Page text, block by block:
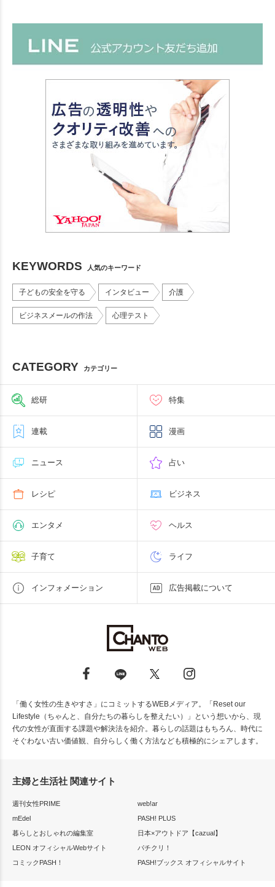
KEYWORDS 人気のキーワード
子どもの安全を守る インタビュー 介護
ビジネスメールの作法 心理テスト
CATEGORY カテゴリー
総研 特集
連載 漫画
ニュース 占い
レシピ ビジネス
エンタメ ヘルス
子育て ライフ
インフォメーション 広告掲載について
「働く女性の生きやすさ」にコミットするWEBメディア。「Reset our
Lifestyle（ちゃんと、自分たちの暮らしを整えたい）」という想いから、現
代の女性が直面する課題や解決法を紹介。暮らしの話題はもちろん、時代に
そぐわない古い価値観、自分らしく働く方法なども積極的にシェアします。
主婦と生活社 関連サイト
週刊女性PRIME
web!ar
mEdel
PASH! PLUS
暮らしとおしゃれの編集室
日本×アウトドア【cazual】
LEON オフィシャルWebサイト
パチクリ！
コミックPASH！
PASH!ブックス オフィシャルサイト